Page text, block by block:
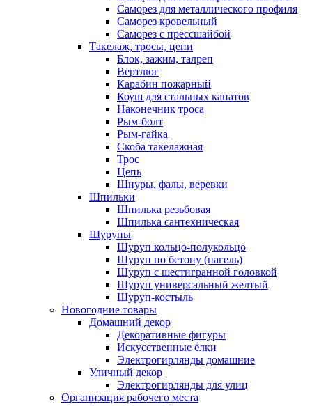
Саморез для металлического профиля
Саморез кровельный
Саморез с прессшайбой
Такелаж, тросы, цепи
Блок, зажим, талреп
Вертлюг
Карабин пожарный
Коуш для стальных канатов
Наконечник троса
Рым-болт
Рым-гайка
Скоба такелажная
Трос
Цепь
Шнуры, фалы, веревки
Шпильки
Шпилька резьбовая
Шпилька сантехническая
Шурупы
Шуруп кольцо-полукольцо
Шуруп по бетону (нагель)
Шуруп с шестигранной головкой
Шуруп универсальный желтый
Шуруп-костыль
Новогодние товары
Домашний декор
Декоративные фигуры
Искусственные ёлки
Электрогирлянды домашние
Уличный декор
Электрогирлянды для улиц
Организация рабочего места